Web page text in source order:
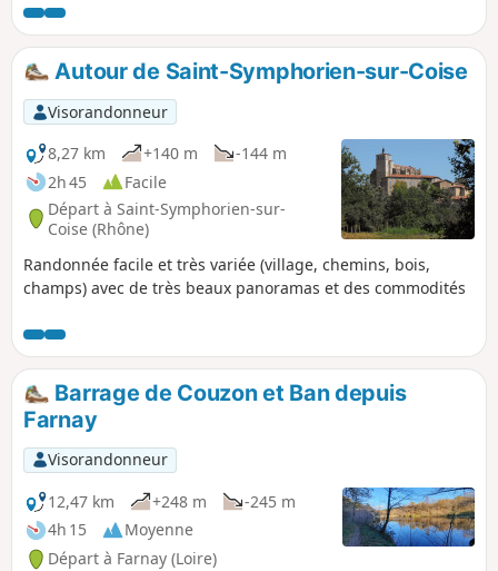
temps. Attention s'il y a de la neige, il peut y
avoir des congères vers le col de Trente Sous.
Autour de Saint-Symphorien-sur-Coise
Visorandonneur
8,27 km
+140 m
-144 m
2h 45
Facile
Départ à Saint-Symphorien-sur-
Coise (Rhône)
Randonnée facile et très variée (village, chemins, bois,
champs) avec de très beaux panoramas et des commodités
Barrage de Couzon et Ban depuis
Farnay
Visorandonneur
12,47 km
+248 m
-245 m
4h 15
Moyenne
Départ à Farnay (Loire)